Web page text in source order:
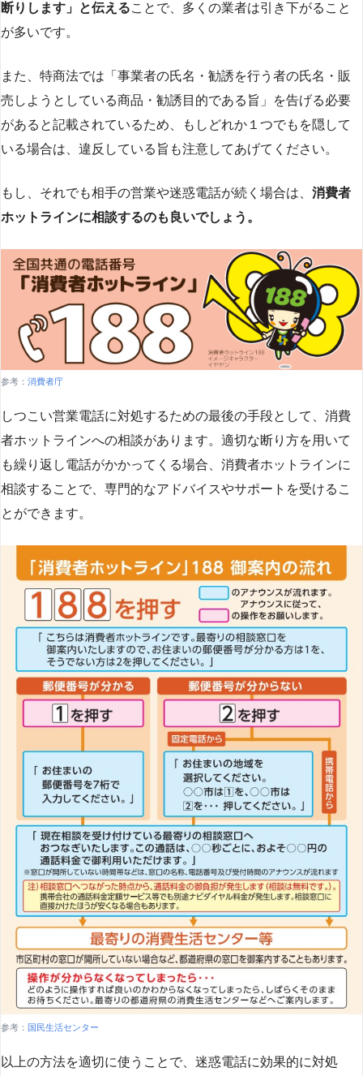
断りします」と伝えることで、多くの業者は引き下がること
が多いです​​。
また、特商法では「事業者の氏名・勧誘を行う者の氏名・販
売しようとしている商品・勧誘目的である旨」を告げる必要
があると記載されているため、もしどれか１つでもを隠して
いる場合は、違反している旨も注意してあげてください。
もし、それでも相手の営業や迷惑電話が続く場合は、 消費者
ホットラインに相談するのも良いでしょう。
参考： 消費者庁
しつこい営業電話に対処するための最後の手段として、消費
者ホットラインへの相談があります。適切な断り方を用いて
も繰り返し電話がかかってくる場合、消費者ホットラインに
相談することで、専門的なアドバイスやサポートを受けるこ
とができます​​。
参考： 国民生活センター
以上の方法を適切に使うことで、迷惑電話に効果的に対処